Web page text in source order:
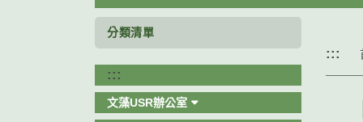
分類清單
:::
文藻USR辦公室
:::